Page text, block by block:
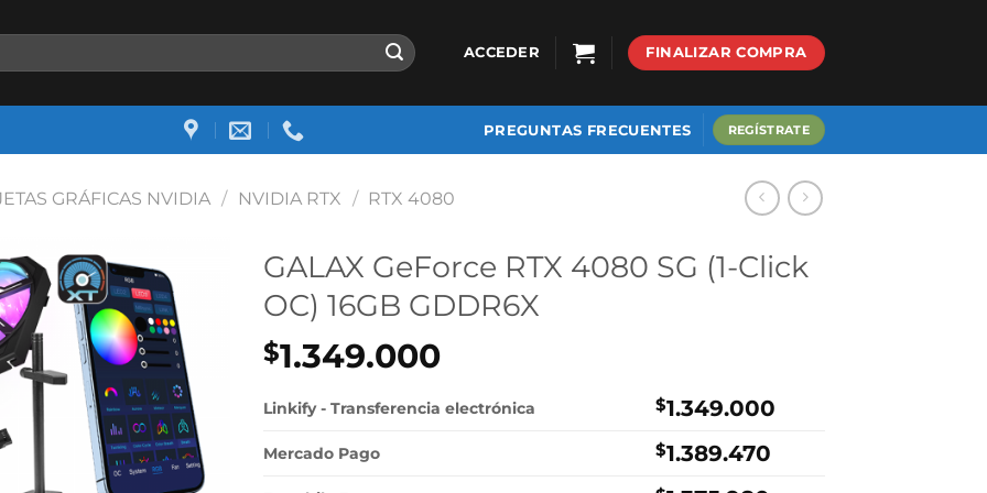
ACCEDER FINALIZAR COMPRA
PREGUNTAS FRECUENTES REGÍSTRATE
GRÁFICAS NVIDIA / NVIDIA RTX / RTX 4080
GALAX GeForce RTX 4080 SG (1-Click
OC) 16GB GDDR6X
$1.349.000
Linkify - Transferencia electrónica $1.349.000
Mercado Pago $1.389.470